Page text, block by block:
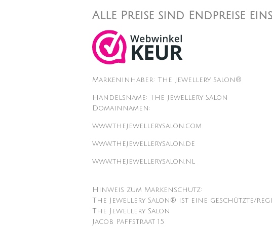
Alle Preise sind Endpreise
Markeninhaber: The Jewellery Salon®
Handelsname: The Jewellery Salon
Domainnamen:
www.thejewellerysalon.com
www.thejewellerysalon.de
www.thejewellerysalon.nl
Hinweis zum Markenschutz:
The Jewellery Salon® ist eine geschützte/
The Jewellery Salon
Jacob Paffstraat 15